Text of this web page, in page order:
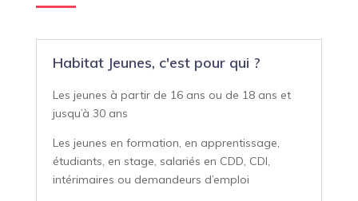
Habitat Jeunes, c'est pour qui ?
Les jeunes à partir de 16 ans ou de 18 ans et
jusqu’à 30 ans
Les jeunes en formation, en apprentissage,
étudiants, en stage, salariés en CDD, CDI,
intérimaires ou demandeurs d’emploi